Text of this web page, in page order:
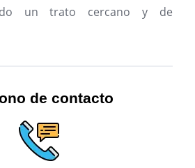
un trato cercano y de
de contacto